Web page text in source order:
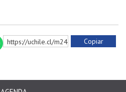
https://uchile.cl/m240136 Copiar